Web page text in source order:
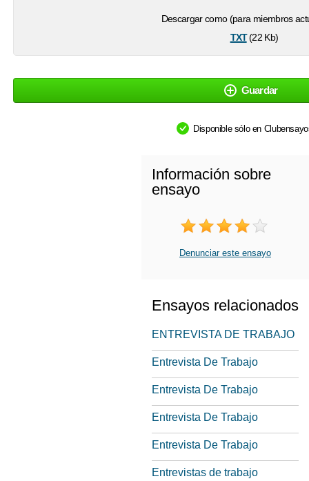
Descargar como (para miembros
txt(22 Kb)
Guardar
Disponible sólo en
Información sobre
ensayo
Denunciar este ensayo
Ensayos relacionados
ENTREVISTA DE TRABAJO
Entrevista De Trabajo
Entrevista De Trabajo
Entrevista De Trabajo
Entrevista De Trabajo
Entrevistas de trabajo